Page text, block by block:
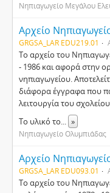
Νηπιαγωγείο Μεγάλου
Αρχείο
GRGSA_LAR EDU219.01
Το αρχείο του
- 1986 και αφορά στην
νηπιαγωγείου.
διάφορα έγγραφα που
λειτουργία του
Το υλικό το... »
Νηπιαγωγείο Ολυμπιάδας
Αρχείο
GRGSA_LAR EDU093.01
Το αρχείο του